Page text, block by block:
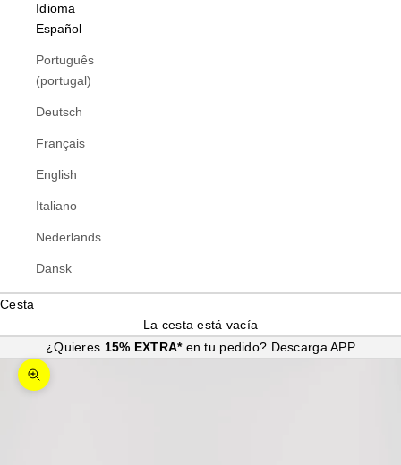
Idioma
Español
Português
(portugal)
Deutsch
Français
English
Italiano
Nederlands
Dansk
Cesta
La cesta está vacía
¿Quieres 15% EXTRA* en tu pedido? Descarga APP
Zoom